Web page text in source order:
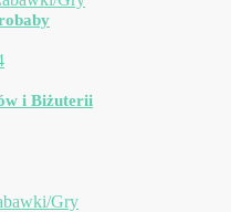
i Biżuterii